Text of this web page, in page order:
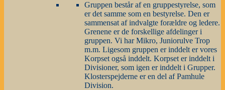
Gruppen består af en gruppestyrelse, som
er det samme som en bestyrelse. Den er
sammensat af indvalgte forældre og ledere.
Grenene er de forskellige afdelinger i
gruppen. Vi har Mikro, Juniorulve Trop
m.m. Ligesom gruppen er inddelt er vores
Korpset også inddelt. Korpset er inddelt i
Divisioner, som igen er inddelt i Grupper.
Klosterspejderne er en del af Pamhule
Division.